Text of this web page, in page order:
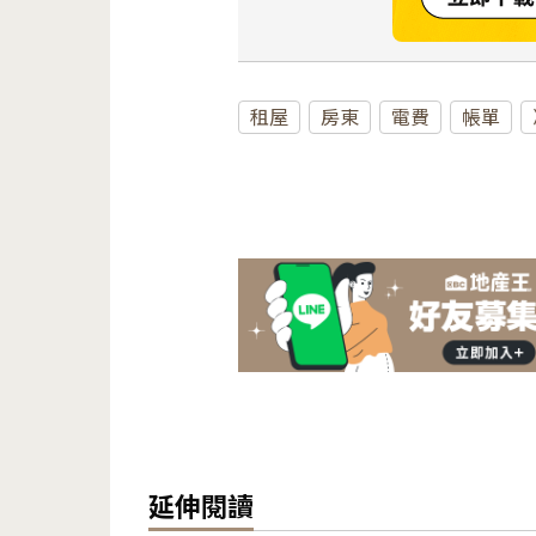
租屋 房東 電費 帳單
延伸閱讀